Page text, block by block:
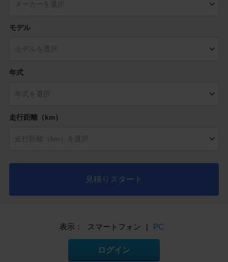
モデル
年式
走行距離（km）
見積りスタート
表示： スマートフォン | PC
ログイン